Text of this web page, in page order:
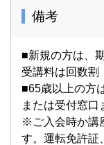
備考
■新規の方は、
受講料は回数割
■65歳以上の方
または受付窓口
※ご入会時か講
す。運転免許証